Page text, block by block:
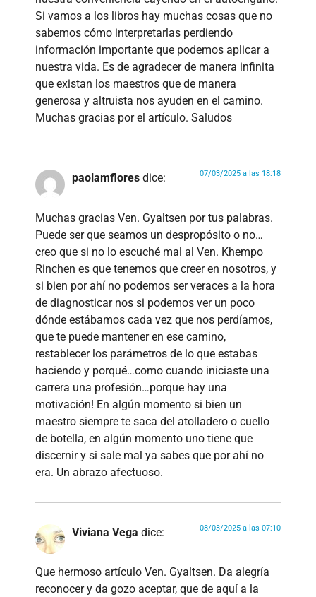
Si vamos a los libros hay muchas cosas que no
sabemos cómo interpretarlas perdiendo
información importante que podemos aplicar a
nuestra vida. Es de agradecer de manera infinita
que existan los maestros que de manera
generosa y altruista nos ayuden en el camino.
Muchas gracias por el artículo. Saludos
paolamflores dice: 07/03/2025 a las 18:18
Muchas gracias Ven. Gyaltsen por tus palabras.
Puede ser que seamos un despropósito o no…
creo que si no lo escuché mal al Ven. Khempo
Rinchen es que tenemos que creer en nosotros, y
si bien por ahí no podemos ser veraces a la hora
de diagnosticar nos si podemos ver un poco
dónde estábamos cada vez que nos perdíamos,
que te puede mantener en ese camino,
restablecer los parámetros de lo que estabas
haciendo y porqué…como cuando iniciaste una
carrera una profesión…porque hay una
motivación! En algún momento si bien un
maestro siempre te saca del atolladero o cuello
de botella, en algún momento uno tiene que
discernir y si sale mal ya sabes que por ahí no
era. Un abrazo afectuoso.
Viviana Vega dice: 08/03/2025 a las 07:10
Que hermoso artículo Ven. Gyaltsen. Da alegría
reconocer y da gozo aceptar, que de aquí a la